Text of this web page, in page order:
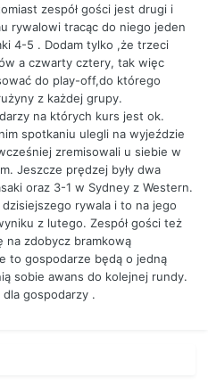
zespół gości jest drugi i
rywalowi tracąc do niego jeden
4-5 . Dodam tylko ,że trzeci
a czwarty cztery, tak więc
do play-off,do którego
z każdej grupy.
na których kurs jest ok.
spotkaniu ulegli na wyjeździe
zremisowali u siebie w
Jeszcze prędzej były dwa
oraz 3-1 w Sydney z Western.
rywala i to na jego
z lutego. Zespół gości też
na zdobycz bramkową
to gospodarze będą o jedną
sobie awans do kolejnej rundy.
gospodarzy .